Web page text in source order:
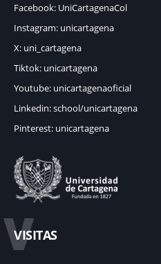
Facebook: UniCartagenaCol
Instagram: unicartagena
X: uni_cartagena
Tiktok: unicartagena
Youtube: unicartagenaoficial
Linkedin: school/unicartagena
Pinterest: unicartagena
V
VISITAS